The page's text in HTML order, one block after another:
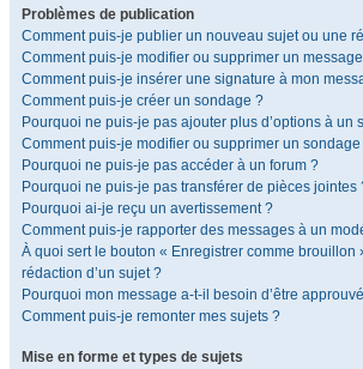
Problèmes de publication
Comment puis-je publier un nouveau sujet ou une
Comment puis-je modifier ou supprimer un
Comment puis-je insérer une signature à mon
Comment puis-je créer un sondage ?
Pourquoi ne puis-je pas ajouter plus d’options à un
Comment puis-je modifier ou supprimer un sondage
Pourquoi ne puis-je pas accéder à un forum ?
Pourquoi ne puis-je pas transférer de pièces jointes
Pourquoi ai-je reçu un avertissement ?
Comment puis-je rapporter des messages à un
À quoi sert le bouton « Enregistrer comme brouillon
rédaction d’un sujet ?
Pourquoi mon message a-t-il besoin d’être
Comment puis-je remonter mes sujets ?
Mise en forme et types de sujets